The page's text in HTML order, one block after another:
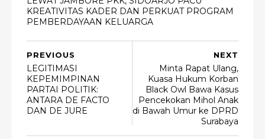
KREATIVITAS KADER DAN PERKUAT PROGRAM
PEMBERDAYAAN KELUARGA
NEXT
Minta Rapat Ulang,
Kuasa Hukum Korban
Black Owl Bawa Kasus
Pencekokan Mihol Anak
di Bawah Umur ke DPRD
Surabaya
PREVIOUS
LEGITIMASI
KEPEMIMPINAN
PARTAI POLITIK:
ANTARA DE FACTO
DAN DE JURE